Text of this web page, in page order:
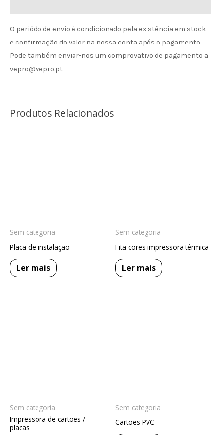
O periódo de envio é condicionado pela existência em stock
e confirmação do valor na nossa conta após o pagamento.
Pode também enviar-nos um comprovativo de pagamento a
vepro@vepro.pt
Produtos Relacionados
Sem categoria
Placa de instalação
Ler mais
Sem categoria
Fita cores impressora térmica
Ler mais
Sem categoria
Impressora de cartões /
placas
Sem categoria
Cartões PVC